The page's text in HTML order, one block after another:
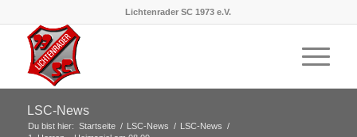
Lichtenrader SC 1973 e.V.
LSC-News
Du bist hier: Startseite / LSC-News / LSC-News /